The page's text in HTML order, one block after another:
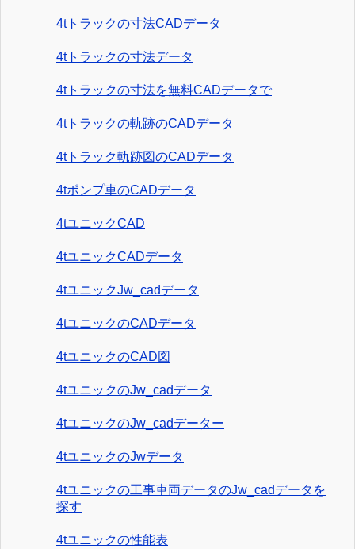
4tトラックの寸法CADデータ
4tトラックの寸法データ
4tトラックの寸法を無料CADデータで
4tトラックの軌跡のCADデータ
4tトラック軌跡図のCADデータ
4tポンプ車のCADデータ
4tユニックCAD
4tユニックCADデータ
4tユニックJw_cadデータ
4tユニックのCADデータ
4tユニックのCAD図
4tユニックのJw_cadデータ
4tユニックのJw_cadデーター
4tユニックのJwデータ
4tユニックの工事車両データのJw_cadデータを
探す
4tユニックの性能表